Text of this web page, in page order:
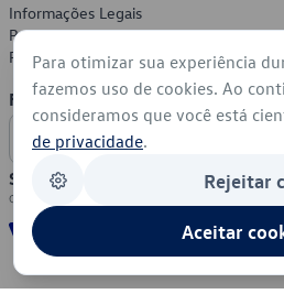
Informações Legais
Política de Privacidade
Política de Cookies
Formas de Pagamento
Segurança
Para otimizar sua experiência
fazemos uso de cookies. Ao
consideramos que você está
de privacidade.
Rejeitar
Aceitar